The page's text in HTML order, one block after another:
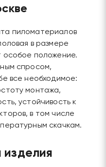
пиломатериалов
в размере
особое положение.
спросом,
все необходимое:
монтажа,
устойчивость к
в том числе
скачкам.
изделия